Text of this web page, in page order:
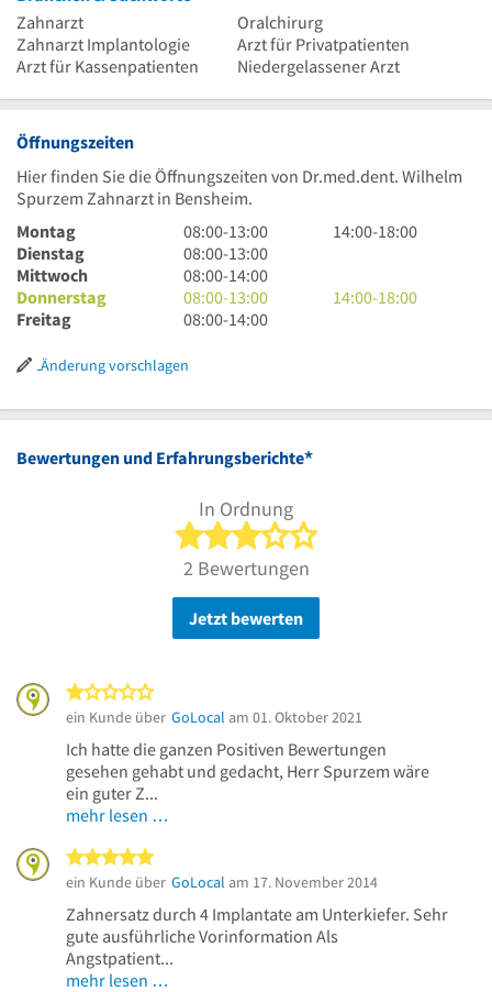
Zahnarzt
Oralchirurg
Zahnarzt Implantologie
Arzt für Privatpatienten
Arzt für Kassenpatienten
Niedergelassener Arzt
Öffnungszeiten
Hier finden Sie die Öffnungszeiten von Dr.med.dent. Wilhelm
Spurzem Zahnarzt in Bensheim.
Montag
8
Uhr
bis
13
Uhr
08:00-13:00
14
18
14:00-18:00
Dienstag
8
Uhr
bis
13
08:00-13:00
Mittwoch
8
Uhr
bis
Uhr
08:00-14:00
Donnerstag
8
Uhr
13
08:00-13:00
14
14:00-18:00
Freitag
8
bis
Uhr
08:00-14:00
Änderung vorschlagen
Bewertungen und Erfahrungsberichte*
In Ordnung
3 von 5 Sternen
2 Bewertungen
Jetzt bewerten
ein Kunde über GoLocal am 01. Oktober 2021
Ich hatte die ganzen Positiven Bewertungen
gesehen gehabt und gedacht, Herr Spurzem wäre
ein guter Z...
mehr lesen …
ein Kunde über GoLocal am 17. November 2014
Zahnersatz durch 4 Implantate am Unterkiefer. Sehr
gute ausführliche Vorinformation Als
Angstpatient...
mehr lesen …